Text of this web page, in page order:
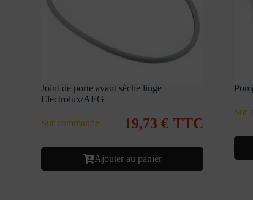
Joint de porte avant sèche linge
Electrolux/AEG
Sur commande 19,73€ TTC
Ajouter au panier
Sur